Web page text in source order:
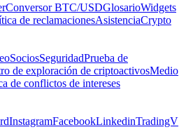
Conversor BTC/USDGlosarioWidgets
de reclamacionesAsistenciaCrypto
SociosSeguridadPrueba de
de exploración de criptoactivosMedio
de conflictos de intereses
InstagramFacebookLinkedinTradingV